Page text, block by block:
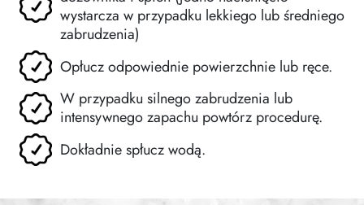
wystarcza w przypadku lekkiego lub średniego
zabrudzenia)
Opłucz odpowiednie powierzchnie lub ręce.
W przypadku silnego zabrudzenia lub
intensywnego zapachu powtórz procedurę.
Dokładnie spłucz wodą.